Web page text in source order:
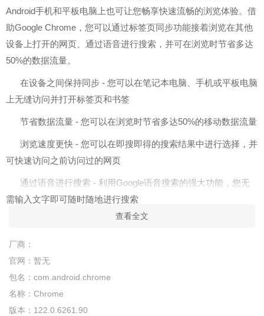
Android手机和平板电脑上也可让您畅享快速流畅的浏览体验。借
助Google Chrome，您可以通过标签页同步功能接着浏览在其他
设备上打开的网页、通过语音进行搜索，并可在浏览时节省多达
50%的数据流量。
在设备之间保持同步 - 您可以在笔记本电脑、手机或平板电脑
上无缝访问并打开标签页和书签
节省数据流量 - 您可以在浏览时节省多达50%的移动数据流量
浏览速度更快 - 您可以在即搜即得的搜索结果中进行选择，并
可快速访问之前访问过的网页
通过语音进行搜索 - 利用Google语音搜索的强大功能，您无
需输入文字即可随时随地进行搜索
网页翻译 - 您可以轻松浏览任何语言的网页
直观的手势 - 您可以打开任意多个标签页，并可通过在工具栏
上左右滑动来快速切换显示的标签页
私密性强 - 当您使用隐身模式浏览时，系统不会保存您的任何
浏览记录
查看全文
厂商：
官网： 暂无
包名： com.android.chrome
名称： Chrome
版本： 122.0.6261.90